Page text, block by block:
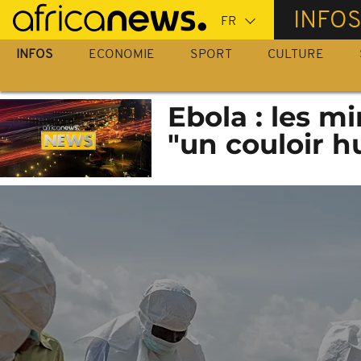
Passer
au
contenu
INFOS
INFOS ECONOMIE SPORT CULTURE
Ebola : les
"un couloir